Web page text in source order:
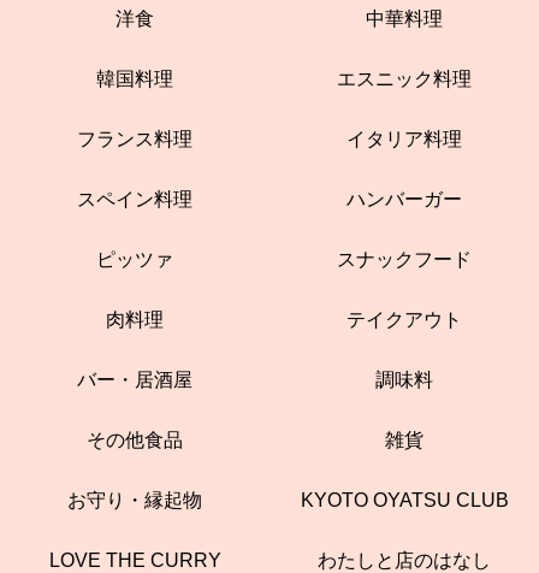
洋食 中華料理
韓国料理 エスニック料理
フランス料理 イタリア料理
スペイン料理 ハンバーガー
ピッツァ スナックフード
肉料理 テイクアウト
バー・居酒屋 調味料
その他食品 雑貨
お守り・縁起物 KYOTO OYATSU CLUB
LOVE THE CURRY わたしと店のはなし